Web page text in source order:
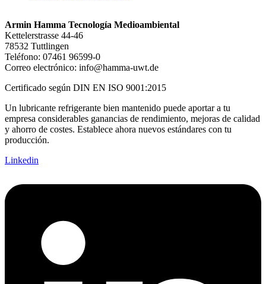
Armin Hamma Tecnología Medioambiental
Kettelerstrasse 44-46
78532 Tuttlingen
Teléfono: 07461 96599-0
Correo electrónico: info@hamma-uwt.de
Certificado según DIN EN ISO 9001:2015
Un lubricante refrigerante bien mantenido puede aportar a tu
empresa considerables ganancias de rendimiento, mejoras de calidad
y ahorro de costes. Establece ahora nuevos estándares con tu
producción.
Linkedin